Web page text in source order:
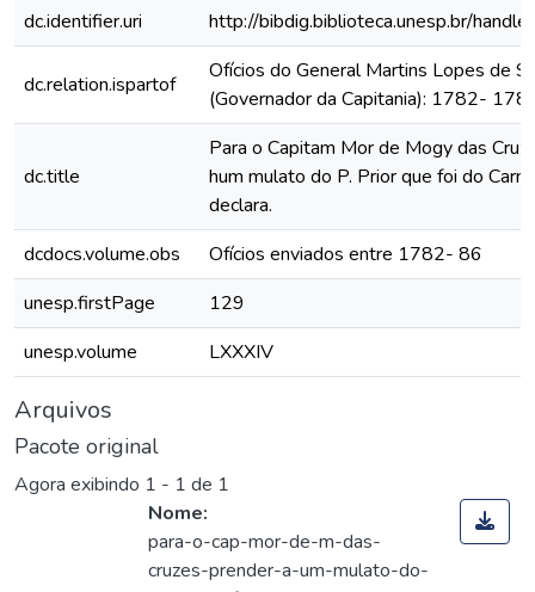
dc.identifier.uri
http://bibdig.biblioteca.unesp.br/
dc.relation.ispartof
Ofícios do General Martins Lopes de
(Governador da Capitania): 1782-
dc.title
Para o Capitam Mor de Mogy das
hum mulato do P. Prior que foi do
declara.
dcdocs.volume.obs
Ofícios enviados entre 1782- 86
unesp.firstPage
129
unesp.volume
LXXXIV
Arquivos
Pacote original
Agora exibindo 1 - 1 de 1
Nome:
para-o-cap-mor-de-m-das-
cruzes-prender-a-um-mulato-do-